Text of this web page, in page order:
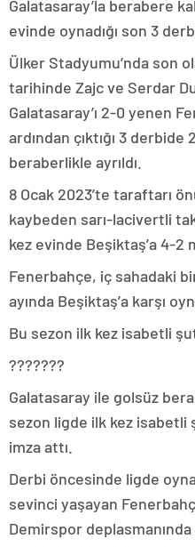
Galatasaray’la berabere
evinde oynadığı son 3
Ülker Stadyumu’nda son
tarihinde Zajc ve Serdar
Galatasaray’ı 2-0 yenen
ardından çıktığı 3
beraberlikle ayrıldı.
8 Ocak 2023’te taraftarı
kaybeden sarı-lacivertli
kez evinde Beşiktaş’a 4-2
Fenerbahçe, iç sahadaki
ayında Beşiktaş’a karşı
Bu sezon ilk kez isabetli
???????
Galatasaray ile golsüz
sezon ligde ilk kez
imza attı.
Derbi öncesinde ligde
sevinci yaşayan
Demirspor